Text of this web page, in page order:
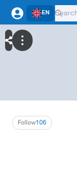
EN
106
Follow